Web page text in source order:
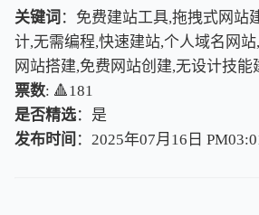
关键词 ：免费建站工具,拖拽式网站
计,无需编程,快速建站,个人域名网
网站搭建,免费网站创建,无设计技能
票数: 🔺181
是否精选：是
发布时间 ：2025年07月16日